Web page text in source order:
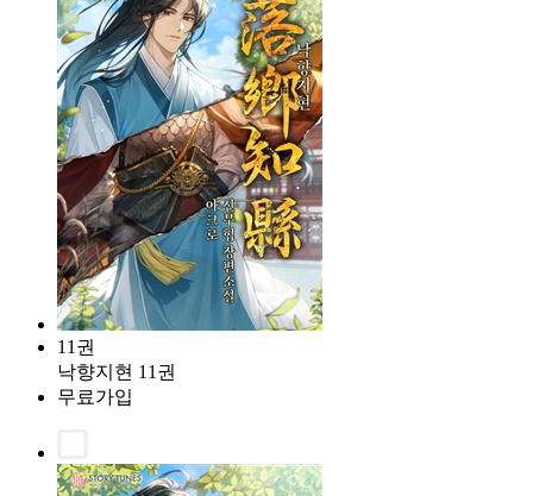
11권
낙향지현 11권
무료가입